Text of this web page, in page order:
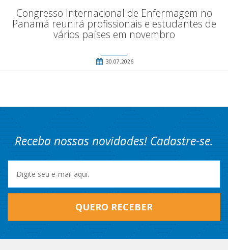
Congresso Internacional de Enfermagem no
Panamá reunirá profissionais e estudantes de
vários países em novembro
30.07.2026
Receba nossas novidades! Cadastre-se.
QUERO RECEBER